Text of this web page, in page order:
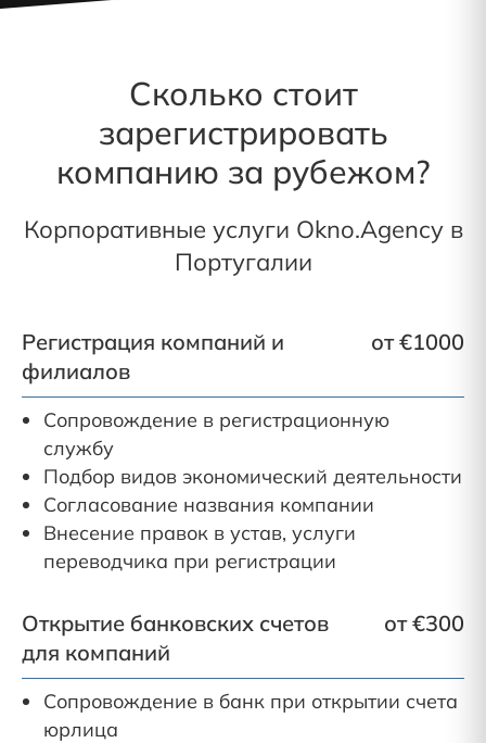
Сколько стоит
зарегистрировать
компанию за рубежом?
Корпоративные услуги Okno.Agency в
Португалии
Регистрация компаний и
филиалов
от €1000
Сопровождение в регистрационную
службу
Подбор видов экономический деятельности
Согласование названия компании
Внесение правок в устав, услуги
переводчика при регистрации
Открытие банковских счетов
для компаний
от €300
Сопровождение в банк при открытии счета
юрлица